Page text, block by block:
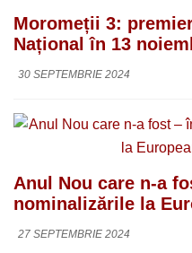
Moromeții 3:
Național în 13
30 SEPTEMBRIE 2024
Anul Nou care n-a
nominalizările la
27 SEPTEMBRIE 2024